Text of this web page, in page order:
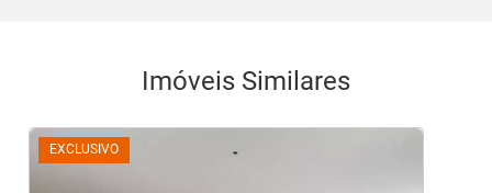
Imóveis Similares
EXCLUSIVO